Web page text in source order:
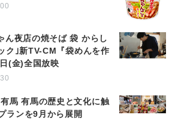
ん夜店の焼そば 袋 からし
ク｣新TV-CM『袋めんを作
(金)全国放映
馬 有馬の歴史と文化に触
ランを9月から展開